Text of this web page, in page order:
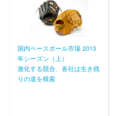
国内ベースボール市場 2013
年シーズン（上）
激化する競合、各社は生き残
りの道を模索